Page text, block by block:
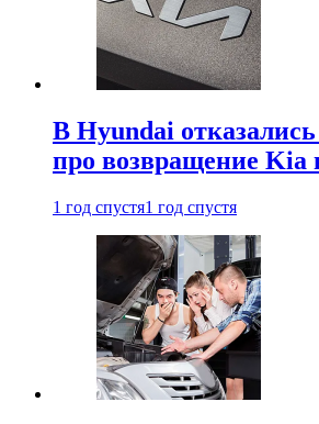
В Hyundai отказались
про возвращение Kia
1 год спустя1 год спустя